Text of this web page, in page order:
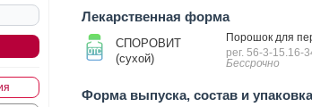
Лекарственная форма
СПОРОВИТ
(сухой)
Порошок для
рег. 56-3-
Бессрочно
Форма выпуска, состав и упаковка